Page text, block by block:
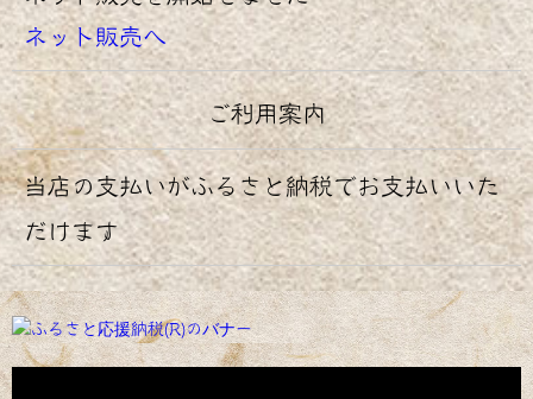
ネット販売へ
ご利用案内
当店の支払いがふるさと納税でお支払いいた
だけます